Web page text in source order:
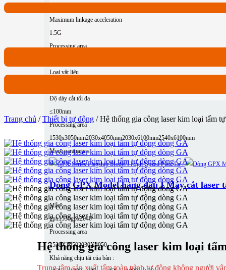
Maximum linkage acceleration
1.5G
Processing area
Loại vật liệu
Độ dày cắt tối đa
≤100mm
Processing area
1530x3050mm2030x4050mm2030x6100mm2540x6100mm
More parameters
Dòng GPX Model hàng đầu I Máy cắt laser
Mẫu
gpx1530gpx2040
Processing area
1530X30502030X4050
Khả năng chịu tải của bàn :
Trang chủ /Thiết bị tự động / Hệ thống gia công laser kim loại tấm
Hệ thống gia công laser kim loại
Trung tâm sản xuất tấm toàn trình tự động không người